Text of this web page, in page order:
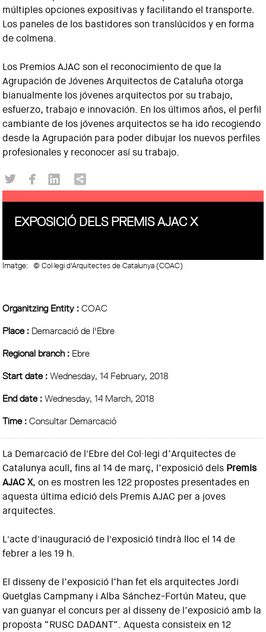
múltiples opciones expositivas y facilitando el transporte.
Los paneles de los bastidores son translúcidos y en forma
de colmena.
Los Premios AJAC son el reconocimiento de que la
Agrupación de Jóvenes Arquitectos de Cataluña otorga
bianualmente los jóvenes arquitectos por su trabajo,
esfuerzo, trabajo e innovación. En los últimos años, el perfil
cambiante de los jóvenes arquitectos se ha ido recogiendo
desde la Agrupación para poder dibujar los nuevos perfiles
profesionales y reconocer así su trabajo.
EXPOSICIÓ DELS PREMIS AJAC X
Imatge: © Col·legi d'Arquitectes de Catalunya (COAC)
Organitzing Entity :COAC
Place : Demarcació de l'Ebre
Regional branch : Ebre
Start date :Wednesday, 14 February, 2018
End date :Wednesday, 14 March, 2018
Time :Consultar Demarcació
La Demarcació de l'Ebre del Col·legi d’Arquitectes de
Catalunya acull, fins al 14 de març, l’exposició dels Premis
AJAC X, on es mostren les 122 propostes presentades en
aquesta última edició dels Premis AJAC per a joves
arquitectes.
L'acte d'inauguració de l'exposició tindrà lloc el 14 de
febrer a les 19 h.
El disseny de l’exposició l’han fet els arquitectes Jordi
Quetglas Campmany i Alba Sánchez-Fortún Mateu, que
van guanyar el concurs per al disseny de l’exposició amb la
proposta “RUSC DADANT”. Aquesta consisteix en 12